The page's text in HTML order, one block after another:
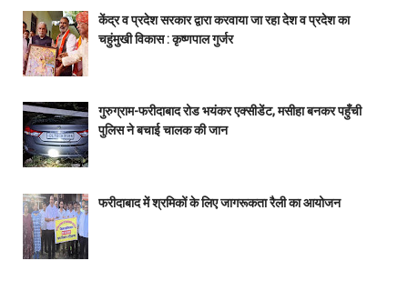
केंद्र व प्रदेश सरकार द्वारा करवाया जा रहा देश व प्रदेश का
चहुंमुखी विकास : कृष्णपाल गुर्जर
गुरुग्राम-फरीदाबाद रोड भयंकर एक्सीडेंट, मसीहा बनकर पहुँची
पुलिस ने बचाई चालक की जान
फरीदाबाद में श्रमिकों के लिए जागरूकता रैली का आयोजन